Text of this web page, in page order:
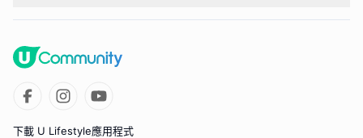
下載 U Lifestyle應用程式